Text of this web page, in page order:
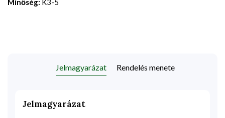
Minőség: K3-5
Jelmagyarázat Rendelés menete
Jelmagyarázat